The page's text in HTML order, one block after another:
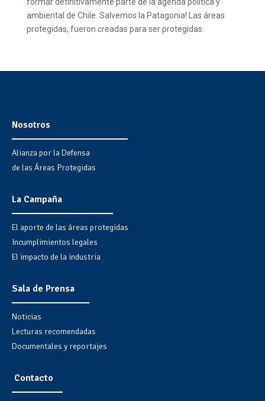
ambiental de Chile. Salvemos la Patagonia! Las áreas
protegidas, fueron creadas para ser protegidas.
Nosotros
Alianza por la Defensa
de las Áreas Protegidas
La Campaña
El aporte de las áreas protegidas
Incumplimientos legales
El impacto de la industria
Sala de Prensa
Noticias
Lecturas recomendadas
Documentales y reportajes
Contacto